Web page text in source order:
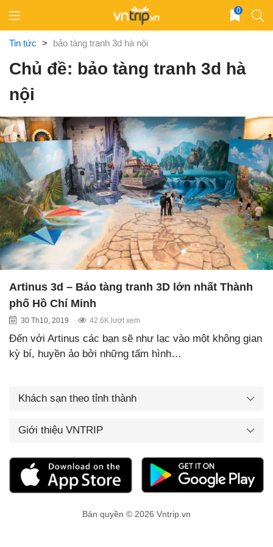
content
0
Tin tức > bảo tàng tranh 3d hà nội
Chủ đề: bảo tàng tranh 3d hà
nội
Artinus 3d – Bảo tàng tranh 3D lớn nhất Thành
phố Hồ Chí Minh
30 Th10, 2019 42.6K lượt xem
Đến với Artinus các bạn sẽ như lạc vào một không gian
kỳ bí, huyền ảo bởi những tấm hình…
Khách sạn theo tỉnh thành
Giới thiệu VNTRIP
Bản quyền © 2026 Vntrip.vn